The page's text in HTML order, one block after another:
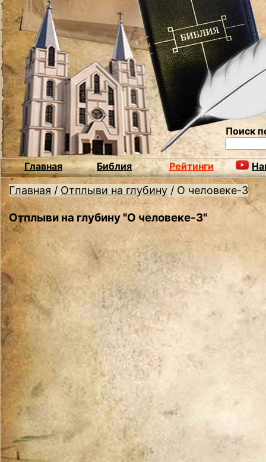
Поиск
Главная Библия Рейтинги
Главная / Отплыви на глубину / О человеке-3
Отплыви на глубину "О человеке-3"